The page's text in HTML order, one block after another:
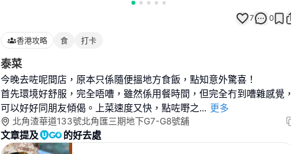
7 0
香港攻略 食 打卡
泰菜
今晚去咗呢間店，原本只係隨便搵地方食飯，點知意外驚喜！
首先環境好舒服，完全唔嘈，雖然係用餐時間，但完全冇到嘈雜感覺，
可以好好同朋友傾偈。上菜速度又快，點咗嘢之... 更多
北角渣華道133號北角匯三期地下G7-G8號舖
文章提及 的好去處